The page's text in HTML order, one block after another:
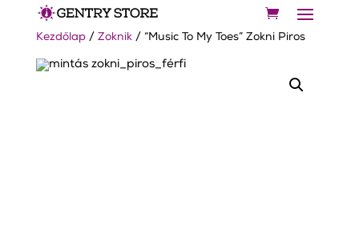
Kezdőlap/ Zoknik/ “Music To My Toes” Zokni Piros